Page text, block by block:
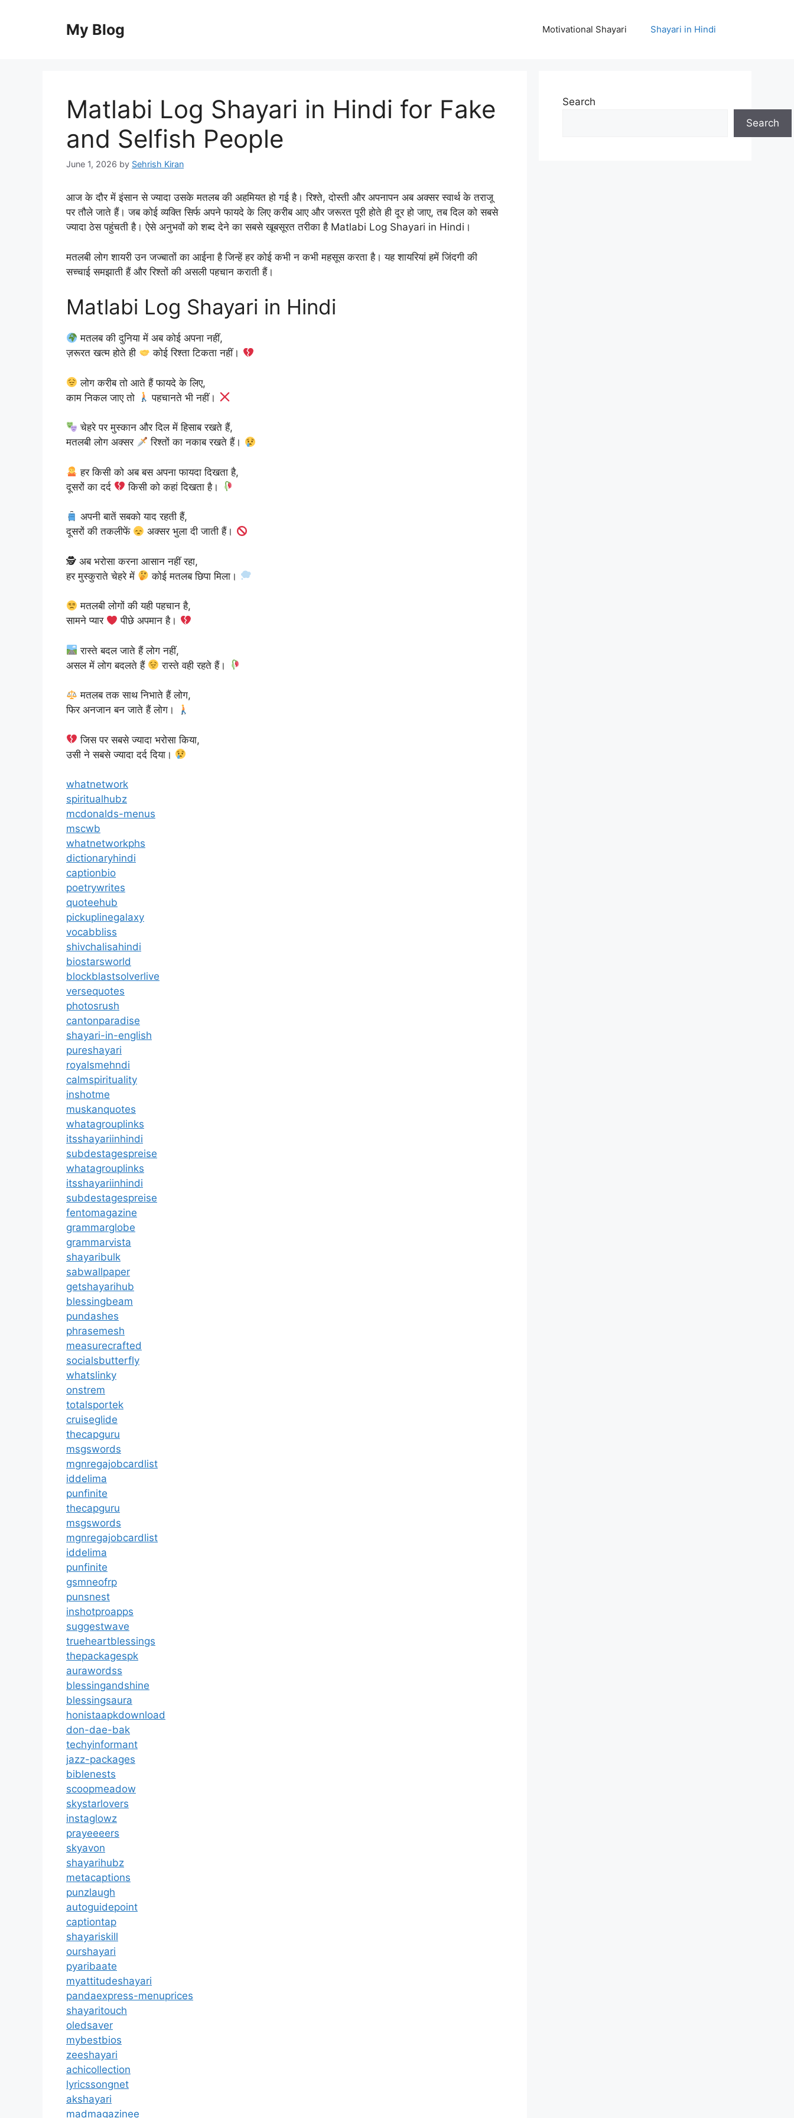
My Blog Motivational Shayari Shayari in Hindi
Matlabi Log Shayari in Hindi for Fake
and Selfish People
June 1, 2026 by Sehrish Kiran
आज के दौर में इंसान से ज्यादा उसके मतलब की अहमियत हो गई है। रिश्ते, दोस्ती और अपनापन अब अक्सर स्वार्थ के तराजू
पर तौले जाते हैं। जब कोई व्यक्ति सिर्फ अपने फायदे के लिए करीब आए और जरूरत पूरी होते ही दूर हो जाए, तब दिल को सबसे
ज्यादा ठेस पहुंचती है। ऐसे अनुभवों को शब्द देने का सबसे खूबसूरत तरीका है Matlabi Log Shayari in Hindi।
मतलबी लोग शायरी उन जज्बातों का आईना है जिन्हें हर कोई कभी न कभी महसूस करता है। यह शायरियां हमें जिंदगी की
सच्चाई समझाती हैं और रिश्तों की असली पहचान कराती हैं।
Matlabi Log Shayari in Hindi
मतलब की दुनिया में अब कोई अपना नहीं,
ज़रूरत खत्म होते ही
कोई रिश्ता टिकता नहीं।
लोग करीब तो आते हैं फायदे के लिए,
काम निकल जाए तो
पहचानते भी नहीं।
चेहरे पर मुस्कान और दिल में हिसाब रखते हैं,
मतलबी लोग अक्सर
रिश्तों का नकाब रखते हैं।
हर किसी को अब बस अपना फायदा दिखता है,
दूसरों का दर्द
किसी को कहां दिखता है।
अपनी बातें सबको याद रहती हैं,
दूसरों की तकलीफें
अक्सर भुला दी जाती हैं।
🕵️ अब भरोसा करना आसान नहीं रहा,
हर मुस्कुराते चेहरे में
कोई मतलब छिपा मिला।
मतलबी लोगों की यही पहचान है,
सामने प्यार
पीछे अपमान है।
रास्ते बदल जाते हैं लोग नहीं,
असल में लोग बदलते हैं
रास्ते वही रहते हैं।
मतलब तक साथ निभाते हैं लोग,
फिर अनजान बन जाते हैं लोग।
जिस पर सबसे ज्यादा भरोसा किया,
उसी ने सबसे ज्यादा दर्द दिया।
whatnetwork
spiritualhubz
mcdonalds-menus
mscwb
whatnetworkphs
dictionaryhindi
captionbio
poetrywrites
quoteehub
pickuplinegalaxy
vocabbliss
shivchalisahindi
biostarsworld
blockblastsolverlive
versequotes
photosrush
cantonparadise
shayari-in-english
pureshayari
royalsmehndi
calmspirituality
inshotme
muskanquotes
whatagrouplinks
itsshayariinhindi
subdestagespreise
whatagrouplinks
itsshayariinhindi
subdestagespreise
fentomagazine
grammarglobe
grammarvista
shayaribulk
sabwallpaper
getshayarihub
blessingbeam
pundashes
phrasemesh
measurecrafted
socialsbutterfly
whatslinky
onstrem
totalsportek
cruiseglide
thecapguru
msgswords
mgnregajobcardlist
iddelima
punfinite
thecapguru
msgswords
mgnregajobcardlist
iddelima
punfinite
gsmneofrp
punsnest
inshotproapps
suggestwave
trueheartblessings
thepackagespk
aurawordss
blessingandshine
blessingsaura
honistaapkdownload
don-dae-bak
techyinformant
jazz-packages
biblenests
scoopmeadow
skystarlovers
instaglowz
prayeeeers
skyavon
shayarihubz
metacaptions
punzlaugh
autoguidepoint
captiontap
shayariskill
ourshayari
pyaribaate
myattitudeshayari
pandaexpress-menuprices
shayaritouch
oledsaver
mybestbios
zeeshayari
achicollection
lyricssongnet
akshayari
madmagazinee
Search
Search